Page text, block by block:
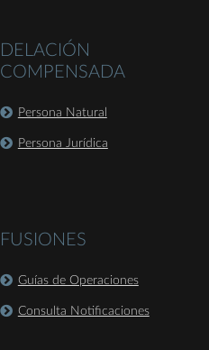
DELACIÓN
COMPENSADA
Persona Natural
Persona Jurídica
FUSIONES
Guías de Operaciones
Consulta Notificaciones